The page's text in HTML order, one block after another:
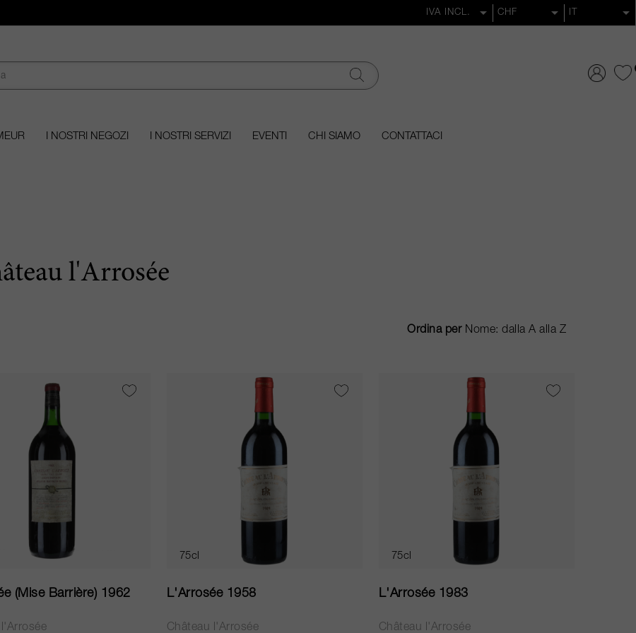
I NOSTRI NEGOZI I NOSTRI SERVIZI EVENTI CHI SIAMO CONTATTACI
l'Arrosée
Ordina per
(Mise Barrière) 1962
75cl
L'Arrosée 1958
Château l'Arrosée
75cl
L'Arrosée 1983
Château l'Arrosée